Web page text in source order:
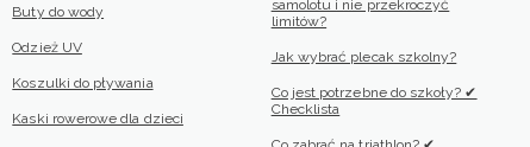
Buty do wody
Odzież UV
Koszulki do pływania
Kaski rowerowe dla dzieci
samolotu i nie przekroczyć
limitów?
Jak wybrać plecak szkolny?
Co jest potrzebne do szkoły? ✔
Checklista